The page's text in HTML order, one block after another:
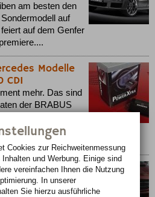
am besten den
auf
auf dem Genfer
Modelle
CDI
mehr. Das sind
der BRABUS
für die beiden
und ML 420
Transporter
Luxusvan.
Cookies zur Reichweiten­messung
und Werbung. Einige sind
vereinfachen Ihnen die Nutzung
In unserer
Sie hierzu ausführliche